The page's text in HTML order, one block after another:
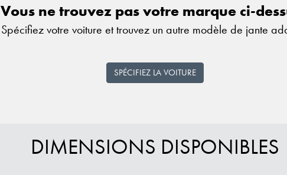
Vous ne trouvez pas votre marque ci-
Spécifiez votre voiture et trouvez un autre modèle de jante
SPÉCIFIEZ LA VOITURE
DIMENSIONS DISPONIBLES